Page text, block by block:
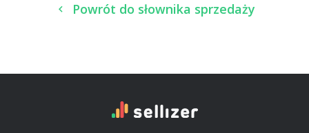
Powrót do słownika sprzedaży